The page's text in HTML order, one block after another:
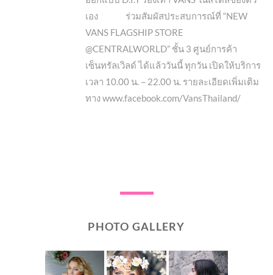
เอง ร่วมสัมผัสประสบการณ์ที่ “NEW
VANS FLAGSHIP STORE
@CENTRALWORLD” ชั้น 3 ศูนย์การค้า
เซ็นทรัลเวิลด์ ได้แล้ววันนี้ ทุกวัน เปิดให้บริการ
เวลา 10.00 น. – 22.00 น. รายละเอียดเพิ่มเติม
ทาง www.facebook.com/VansThailand/
PHOTO GALLERY